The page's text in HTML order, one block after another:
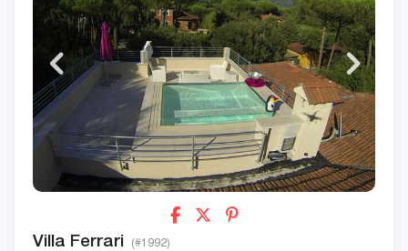
Villa Ferrari (#1992)